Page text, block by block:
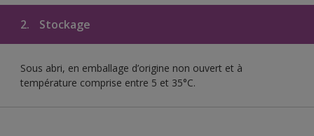
2. Stockage
Sous abri, en emballage d’origine non ouvert et à
température comprise entre 5 et 35°C.